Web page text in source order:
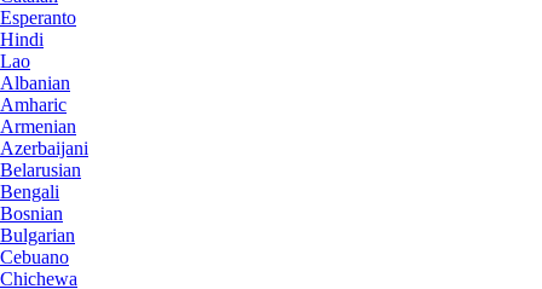
Esperanto
Hindi
Lao
Albanian
Amharic
Armenian
Azerbaijani
Belarusian
Bengali
Bosnian
Bulgarian
Cebuano
Chichewa